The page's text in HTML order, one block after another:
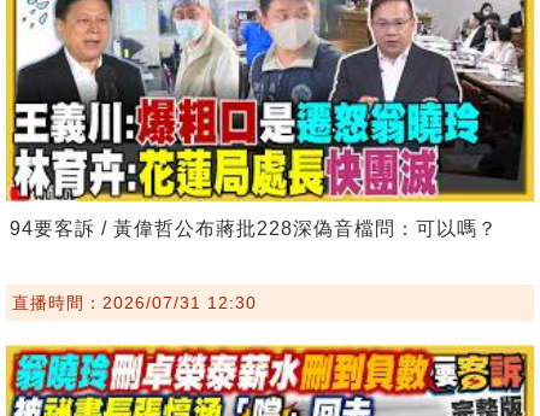
94要客訴 / 黃偉哲公布蔣批228深偽音檔問：可以嗎？
直播時間：2026/07/31 12:30